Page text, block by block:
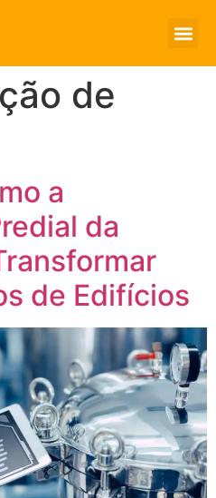
de
a
da
de Edifícios